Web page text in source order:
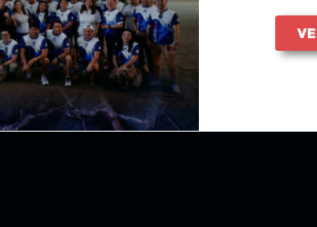
Social